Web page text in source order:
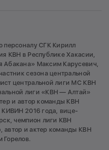
персоналу СГК Кирилл
КВН в Республике Хакасии,
Абакана» Максим Карусевич,
сезона центральной
центральной лиги МС КВН
лиги «КВН — Алтай»
и автор команды КВН
КИВИН 2016 года, вице-
чемпион лиги КВН
автор и актер команды КВН
Горелов.